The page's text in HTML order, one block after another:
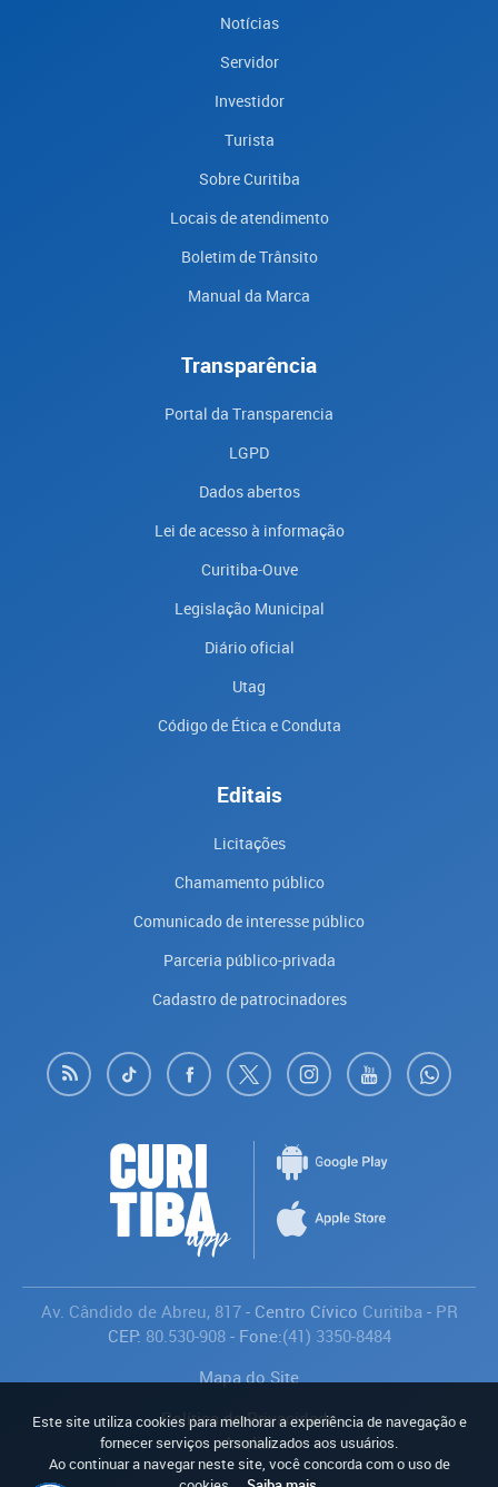
Notícias
Servidor
Investidor
Turista
Sobre Curitiba
Locais de atendimento
Boletim de Trânsito
Manual da Marca
Transparência
Portal da Transparencia
LGPD
Dados abertos
Lei de acesso à informação
Curitiba-Ouve
Legislação Municipal
Diário oficial
Utag
Código de Ética e Conduta
Editais
Licitações
Chamamento público
Comunicado de interesse público
Parceria público-privada
Cadastro de patrocinadores
Av. Cândido de Abreu, 817- Centro Cívico Curitiba- PR
CEP: 80.530-908- Fone:(41) 3350-8484
Mapa do Site
Política de Privacidade
Avaliar
Este site utiliza cookies para melhorar a experiência de navegação e
fornecer serviços personalizados aos usuários.
Ao continuar a navegar neste site, você concorda com o uso de